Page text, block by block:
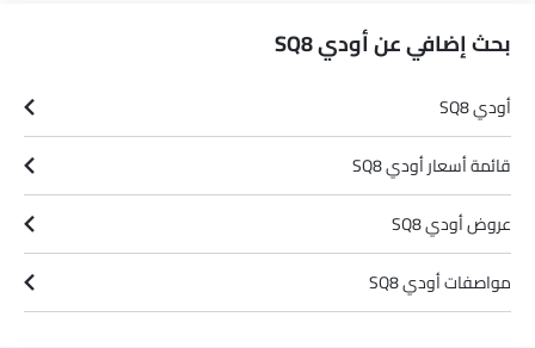
بحث إضافي عن أودي SQ8
أودي SQ8
قائمة أسعار أودي SQ8
عروض أودي SQ8
مواصفات أودي SQ8